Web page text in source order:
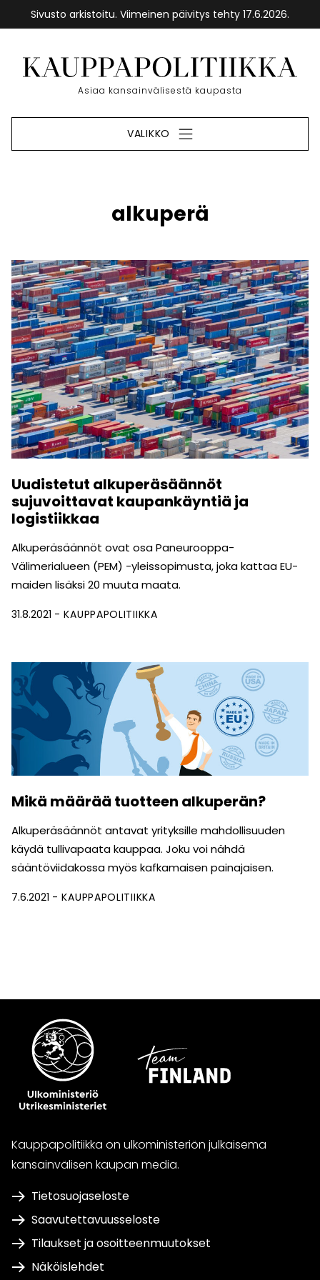
Sivusto arkistoitu. Viimeinen päivitys tehty 17.6.2026.
sisältöön
Etusivu
Asiaa kansainvälisestä kaupasta
VALIKKO
alkuperä
Uudistetut alkuperäsäännöt
sujuvoittavat kaupankäyntiä ja
logistiikkaa
Alkuperäsäännöt ovat osa Paneurooppa-
Välimerialueen (PEM) -yleissopimusta, joka kattaa EU-
maiden lisäksi 20 muuta maata.
31.8.2021 KAUPPAPOLITIIKKA
Mikä määrää tuotteen alkuperän?
Alkuperäsäännöt antavat yrityksille mahdollisuuden
käydä tullivapaata kauppaa. Joku voi nähdä
sääntöviidakossa myös kafkamaisen painajaisen.
7.6.2021 KAUPPAPOLITIIKKA
Kauppapolitiikka on ulkoministeriön julkaisema
kansainvälisen kaupan media.
Tietosuojaseloste
Saavutettavuusseloste
Tilaukset ja osoitteenmuutokset
Näköislehdet